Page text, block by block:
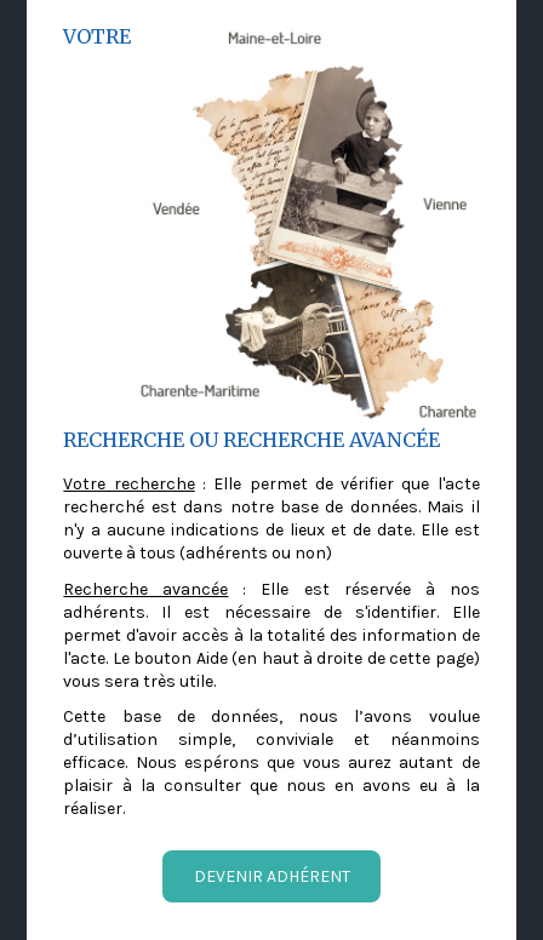
VOTRE
RECHERCHE OU RECHERCHE AVANCÉE
Votre recherche: Elle permet de vérifier que l'acte
recherché est dans notre base de données. Mais il
n'y a aucune indications de lieux et de date. Elle est
ouverte à tous (adhérents ou non)
Recherche avancée : Elle est réservée à nos
adhérents. Il est nécessaire de s'identifier. Elle
permet d'avoir accès à la totalité des information de
l'acte. Le bouton Aide (en haut à droite de cette page)
vous sera très utile.
Cette base de données, nous l’avons voulue
d’utilisation simple, conviviale et néanmoins
efficace. Nous espérons que vous aurez autant de
plaisir à la consulter que nous en avons eu à la
réaliser.
DEVENIR ADHÉRENT